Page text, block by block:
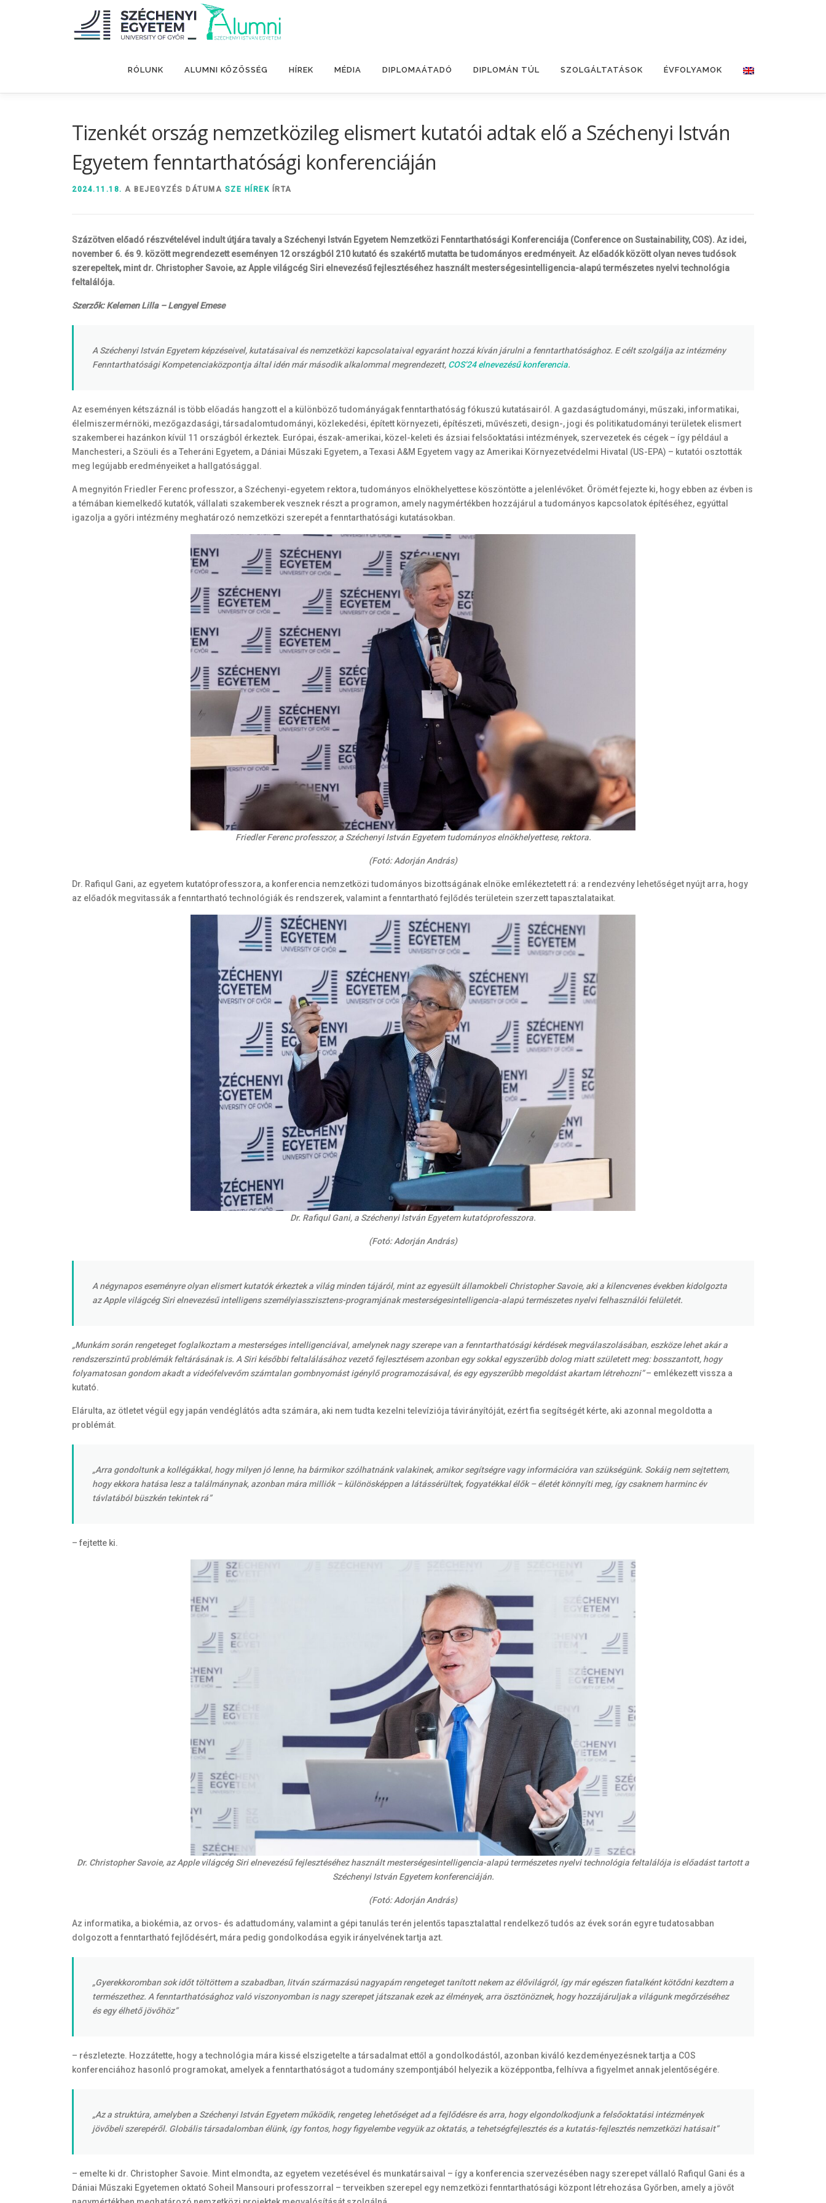
RÓLUNK ALUMNI KÖZÖSSÉG HÍREK MÉDIA DIPLOMAÁTADÓ DIPLOMÁN TÚL SZOLGÁLTATÁSOK ÉVFOLYAMOK
Tizenkét ország nemzetközileg elismert kutatói adtak elő a Széchenyi István
Egyetem fenntarthatósági konferenciáján
2024.11.18. A BEJEGYZÉS DÁTUMA SZE HÍREK ÍRTA
Százötven előadó részvételével indult útjára tavaly a Széchenyi István Egyetem Nemzetközi Fenntarthatósági Konferenciája (Conference on Sustainability, COS). Az idei,
november 6. és 9. között megrendezett eseményen 12 országból 210 kutató és szakértő mutatta be tudományos eredményeit. Az előadók között olyan neves tudósok
szerepeltek, mint dr. Christopher Savoie, az Apple világcég Siri elnevezésű fejlesztéséhez használt mesterségesintelligencia-alapú természetes nyelvi technológia
feltalálója.
Szerzők: Kelemen Lilla – Lengyel Emese
A Széchenyi István Egyetem képzéseivel, kutatásaival és nemzetközi kapcsolataival egyaránt hozzá kíván járulni a fenntarthatósághoz. E célt szolgálja az intézmény
Fenntarthatósági Kompetenciaközpontja által idén már második alkalommal megrendezett, COS’24 elnevezésű konferencia.
Az eseményen kétszáznál is több előadás hangzott el a különböző tudományágak fenntarthatóság fókuszú kutatásairól. A gazdaságtudományi, műszaki, informatikai,
élelmiszermérnöki, mezőgazdasági, társadalomtudományi, közlekedési, épített környezeti, építészeti, művészeti, design-, jogi és politikatudományi területek elismert
szakemberei hazánkon kívül 11 országból érkeztek. Európai, észak-amerikai, közel-keleti és ázsiai felsőoktatási intézmények, szervezetek és cégek – így például a
Manchesteri, a Szöuli és a Teheráni Egyetem, a Dániai Műszaki Egyetem, a Texasi A&M Egyetem vagy az Amerikai Környezetvédelmi Hivatal (US-EPA) – kutatói osztották
meg legújabb eredményeiket a hallgatósággal.
A megnyitón Friedler Ferenc professzor, a Széchenyi-egyetem rektora, tudományos elnökhelyettese köszöntötte a jelenlévőket. Örömét fejezte ki, hogy ebben az évben is
a témában kiemelkedő kutatók, vállalati szakemberek vesznek részt a programon, amely nagymértékben hozzájárul a tudományos kapcsolatok építéséhez, egyúttal
igazolja a győri intézmény meghatározó nemzetközi szerepét a fenntarthatósági kutatásokban.
Friedler Ferenc professzor, a Széchenyi István Egyetem tudományos elnökhelyettese, rektora.
(Fotó: Adorján András)
Dr. Rafiqul Gani, az egyetem kutatóprofesszora, a konferencia nemzetközi tudományos bizottságának elnöke emlékeztetett rá: a rendezvény lehetőséget nyújt arra, hogy
az előadók megvitassák a fenntartható technológiák és rendszerek, valamint a fenntartható fejlődés területein szerzett tapasztalataikat.
Dr. Rafiqul Gani, a Széchenyi István Egyetem kutatóprofesszora.
(Fotó: Adorján András)
A négynapos eseményre olyan elismert kutatók érkeztek a világ minden tájáról, mint az egyesült államokbeli Christopher Savoie, aki a kilencvenes években kidolgozta
az Apple világcég Siri elnevezésű intelligens személyiasszisztens-programjának mesterségesintelligencia-alapú természetes nyelvi felhasználói felületét.
„Munkám során rengeteget foglalkoztam a mesterséges intelligenciával, amelynek nagy szerepe van a fenntarthatósági kérdések megválaszolásában, eszköze lehet akár a
rendszerszintű problémák feltárásának is. A Siri későbbi feltalálásához vezető fejlesztésem azonban egy sokkal egyszerűbb dolog miatt született meg: bosszantott, hogy
folyamatosan gondom akadt a videófelvevőm számtalan gombnyomást igénylő programozásával, és egy egyszerűbb megoldást akartam létrehozni”– emlékezett vissza a
kutató.
Elárulta, az ötletet végül egy japán vendéglátós adta számára, aki nem tudta kezelni televíziója távirányítóját, ezért fia segítségét kérte, aki azonnal megoldotta a
problémát.
„Arra gondoltunk a kollégákkal, hogy milyen jó lenne, ha bármikor szólhatnánk valakinek, amikor segítségre vagy információra van szükségünk. Sokáig nem sejtettem,
hogy ekkora hatása lesz a találmánynak, azonban mára milliók – különösképpen a látássérültek, fogyatékkal élők – életét könnyíti meg, így csaknem harminc év
távlatából büszkén tekintek rá”
– fejtette ki.
Dr. Christopher Savoie, az Apple világcég Siri elnevezésű fejlesztéséhez használt mesterségesintelligencia-alapú természetes nyelvi technológia feltalálója is előadást tartott a
Széchenyi István Egyetem konferenciáján.
(Fotó: Adorján András)
Az informatika, a biokémia, az orvos- és adattudomány, valamint a gépi tanulás terén jelentős tapasztalattal rendelkező tudós az évek során egyre tudatosabban
dolgozott a fenntartható fejlődésért, mára pedig gondolkodása egyik irányelvének tartja azt.
„Gyerekkoromban sok időt töltöttem a szabadban, litván származású nagyapám rengeteget tanított nekem az élővilágról, így már egészen fiatalként kötődni kezdtem a
természethez. A fenntarthatósághoz való viszonyomban is nagy szerepet játszanak ezek az élmények, arra ösztönöznek, hogy hozzájáruljak a világunk megőrzéséhez
és egy élhető jövőhöz”
– részletezte. Hozzátette, hogy a technológia mára kissé elszigetelte a társadalmat ettől a gondolkodástól, azonban kiváló kezdeményezésnek tartja a COS
konferenciához hasonló programokat, amelyek a fenntarthatóságot a tudomány szempontjából helyezik a középpontba, felhívva a figyelmet annak jelentőségére.
„Az a struktúra, amelyben a Széchenyi István Egyetem működik, rengeteg lehetőséget ad a fejlődésre és arra, hogy elgondolkodjunk a felsőoktatási intézmények
jövőbeli szerepéről. Globális társadalomban élünk, így fontos, hogy figyelembe vegyük az oktatás, a tehetségfejlesztés és a kutatás-fejlesztés nemzetközi hatásait”
– emelte ki dr. Christopher Savoie. Mint elmondta, az egyetem vezetésével és munkatársaival – így a konferencia szervezésében nagy szerepet vállaló Rafiqul Gani és a
Dániai Műszaki Egyetemen oktató Soheil Mansouri professzorral – terveikben szerepel egy nemzetközi fenntarthatósági központ létrehozása Győrben, amely a jövőt